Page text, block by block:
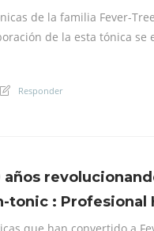
de la familia Fever-
de la esta tónica se
Responder
años
tonic : Profesional